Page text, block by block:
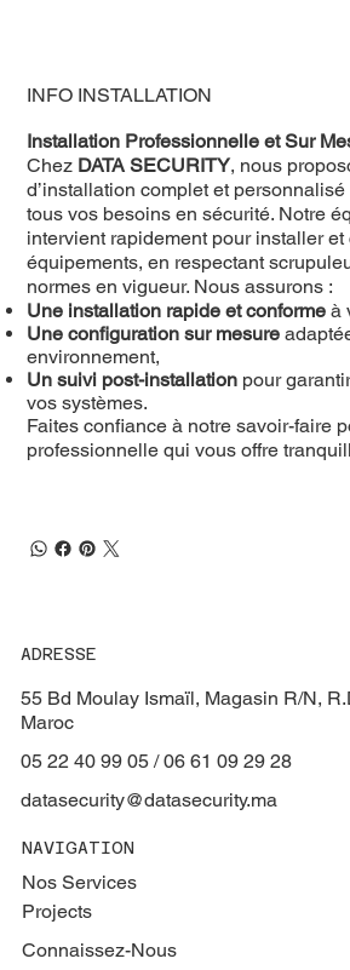
INFO INSTALLATION
Installation Professionnelle et Sur
Chez DATA SECURITY, nous
d’installation complet et
tous vos besoins en sécurité. Notre
intervient rapidement pour installer
équipements, en respectant
normes en vigueur. Nous assurons :
Une installation rapide et conforme à
Une configuration sur mesure
environnement,
Un suivi post-installation pour
vos systèmes.
Faites confiance à notre savoir-faire
professionnelle qui vous offre
ADRESSE
55 Bd Moulay Ismaïl, Magasin R/N,
Maroc
05 22 40 99 05 / 06 61 09 29 28
datasecurity@datasecurity.ma
NAVIGATION
Nos Services
Projects
Connaissez-Nous